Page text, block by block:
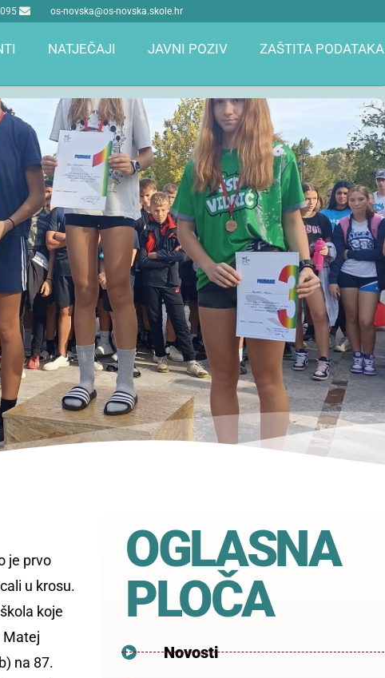
os-novska@os-novska.skole.hr
NATJEČAJI JAVNI POZIV ZAŠTITA PODATAKA
je prvo
u krosu.
koje
Matej
na 87.
OGLASNA
PLOČA
Novosti